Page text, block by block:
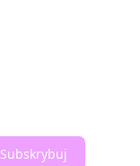
Subskrybuj